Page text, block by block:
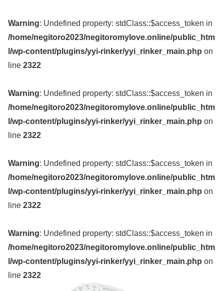
Warning: Undefined property: stdClass::$access_token in
/home/negitoro2023/negitoromylove.online/public_htm
l/wp-content/plugins/yyi-rinker/yyi_rinker_main.php on
line 2322
Warning: Undefined property: stdClass::$access_token in
/home/negitoro2023/negitoromylove.online/public_htm
l/wp-content/plugins/yyi-rinker/yyi_rinker_main.php on
line 2322
Warning: Undefined property: stdClass::$access_token in
/home/negitoro2023/negitoromylove.online/public_htm
l/wp-content/plugins/yyi-rinker/yyi_rinker_main.php on
line 2322
Warning: Undefined property: stdClass::$access_token in
/home/negitoro2023/negitoromylove.online/public_htm
l/wp-content/plugins/yyi-rinker/yyi_rinker_main.php on
line 2322